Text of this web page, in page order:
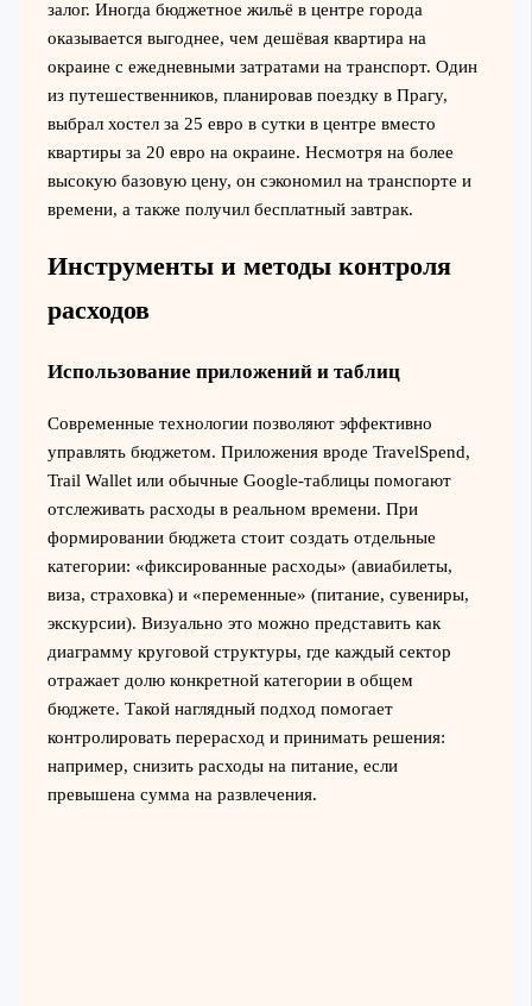
залог. Иногда бюджетное жильё в центре города
оказывается выгоднее, чем дешёвая квартира на
окраине с ежедневными затратами на транспорт. Один
из путешественников, планировав поездку в Прагу,
выбрал хостел за 25 евро в сутки в центре вместо
квартиры за 20 евро на окраине. Несмотря на более
высокую базовую цену, он сэкономил на транспорте и
времени, а также получил бесплатный завтрак.
Инструменты и методы контроля
расходов
Использование приложений и таблиц
Современные технологии позволяют эффективно
управлять бюджетом. Приложения вроде TravelSpend,
Trail Wallet или обычные Google-таблицы помогают
отслеживать расходы в реальном времени. При
формировании бюджета стоит создать отдельные
категории: «фиксированные расходы» (авиабилеты,
виза, страховка) и «переменные» (питание, сувениры,
экскурсии). Визуально это можно представить как
диаграмму круговой структуры, где каждый сектор
отражает долю конкретной категории в общем
бюджете. Такой наглядный подход помогает
контролировать перерасход и принимать решения:
например, снизить расходы на питание, если
превышена сумма на развлечения.